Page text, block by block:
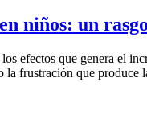
niños: un
efectos que genera el
frustración que produce